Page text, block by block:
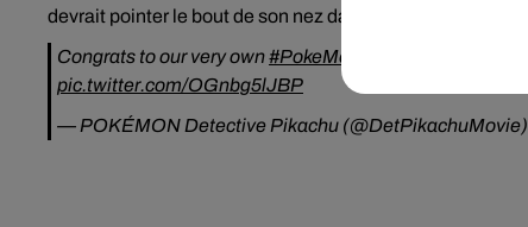
devrait pointer le bout de son nez dans les prochains mois.
Congrats to our very own#PokeMom
pic.twitter.com/OGnbg5lJBP
— POKÉMON Detective Pikachu (@DetPikachuMovie)